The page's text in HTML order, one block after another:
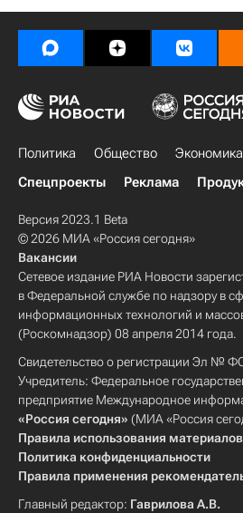
Политика Общество Экономика
Спецпроекты
Реклама
Версия 2023.1 Beta
© 2026 МИА «Россия сегодня»
Вакансии
Сетевое издание РИА Новости
в Федеральной службе по надзору в
информационных технологий и
(Роскомнадзор) 08 апреля 2014 года.
Свидетельство о регистрации Эл №
Учредитель: Федеральное
предприятие Международное
«Россия сегодня» (МИА «Россия
Правила использования материалов
Политика конфиденциальности
Правила применения
Главный редактор: Гаврилова А.В.